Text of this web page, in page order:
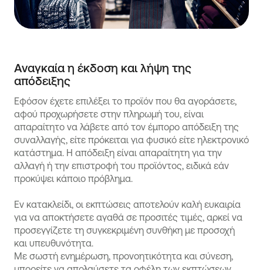
Αναγκαία η έκδοση και λήψη της
απόδειξης
Εφόσον έχετε επιλέξει το προϊόν που θα αγοράσετε,
αφού προχωρήσετε στην πληρωμή του, είναι
απαραίτητο να λάβετε από τον έμπορο απόδειξη της
συναλλαγής, είτε πρόκειται για φυσικό είτε ηλεκτρονικό
κατάστημα. Η απόδειξη είναι απαραίτητη για την
αλλαγή ή την επιστροφή του προϊόντος, ειδικά εάν
προκύψει κάποιο πρόβλημα.
Εν κατακλείδι, οι εκπτώσεις αποτελούν καλή ευκαιρία
για να αποκτήσετε αγαθά σε προσιτές τιμές, αρκεί να
προσεγγίζετε τη συγκεκριμένη συνθήκη με προσοχή
και υπευθυνότητα.
Με σωστή ενημέρωση, προνοητικότητα και σύνεση,